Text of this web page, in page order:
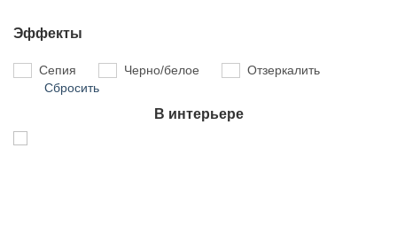
Эффекты
Сепия Черно/белое
Отзеркалить
Сбросить
В интерьере